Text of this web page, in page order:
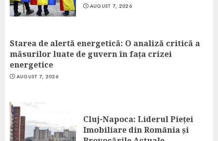
AUGUST 7, 2026
Starea de alertă energetică: O analiză critică a
măsurilor luate de guvern în fața crizei
energetice
AUGUST 7, 2026
Cluj-Napoca: Liderul Pieței
Imobiliare din România și